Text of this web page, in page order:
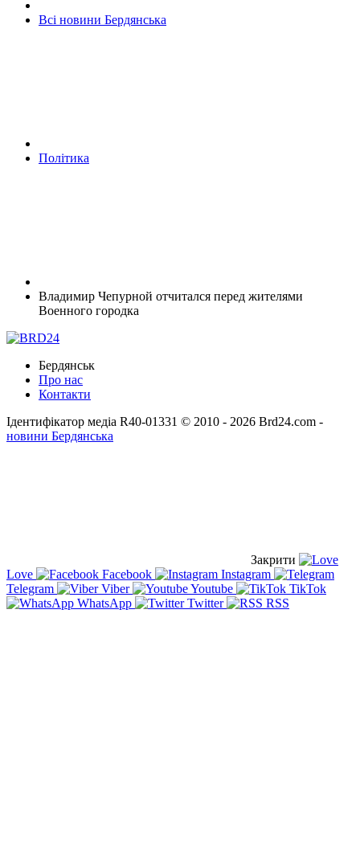
Всі новини Бердянська
Політика
Владимир Чепурной отчитался перед жителями
Военного городка
Бердянськ
Про нас
Контакти
Ідентифікатор медіа R40-01331 © 2010 - 2026 Brd24.com -
новини Бердянська
Закрити
Love
Facebook
Instagram
Telegram
Viber Youtube
TikTok
WhatsApp
Twitter RSS